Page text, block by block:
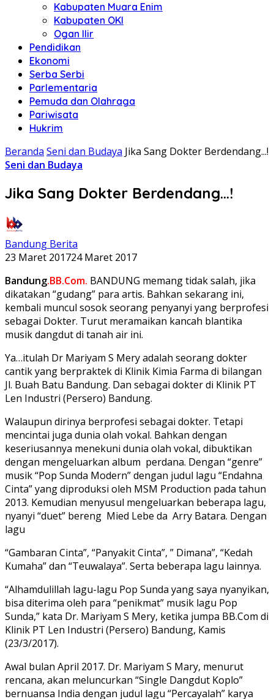
Kabupaten Muara Enim
Kabupaten OKI
Ogan Ilir
Pendidikan
Ekonomi
Serba Serbi
Parlementaria
Pemuda dan Olahraga
Pariwisata
Hukrim
Beranda Seni dan Budaya Jika Sang Dokter Berdendang...!
Seni dan Budaya
Jika Sang Dokter Berdendang…!
Bandung Berita
23 Maret 201724 Maret 2017
Bandung.BB.Com. BANDUNG memang tidak salah, jika
dikatakan “gudang” para artis. Bahkan sekarang ini,
kembali muncul sosok seorang penyanyi yang berprofesi
sebagai Dokter. Turut meramaikan kancah blantika
musik dangdut di tanah air ini.
Ya…itulah Dr Mariyam S Mery adalah seorang dokter
cantik yang berpraktek di Klinik Kimia Farma di bilangan
Jl. Buah Batu Bandung. Dan sebagai dokter di Klinik PT
Len Industri (Persero) Bandung.
Walaupun dirinya berprofesi sebagai dokter. Tetapi
mencintai juga dunia olah vokal. Bahkan dengan
keseriusannya menekuni dunia olah vokal, dibuktikan
dengan mengeluarkan album perdana. Dengan “genre”
musik “Pop Sunda Modern” dengan judul lagu “Endahna
Cinta” yang diproduksi oleh MSM Production pada tahun
2013. Kemudian menyusul mengeluarkan beberapa lagu,
nyanyi “duet” bereng Mied Lebe da Arry Batara. Dengan
lagu
“Gambaran Cinta”, “Panyakit Cinta”, ” Dimana”, “Kedah
Kumaha” dan “Teuwalaya”. Serta beberapa lagu lainnya.
“Alhamdulillah lagu-lagu Pop Sunda yang saya nyanyikan,
bisa diterima oleh para “penikmat” musik lagu Pop
Sunda,” kata Dr. Mariyam S Mery, ketika jumpa BB.Com di
Klinik PT Len Industri (Persero) Bandung, Kamis
(23/3/2017).
Awal bulan April 2017. Dr. Mariyam S Mary, menurut
rencana, akan meluncurkan “Single Dangdut Koplo”
bernuansa India dengan judul lagu “Percayalah” karya